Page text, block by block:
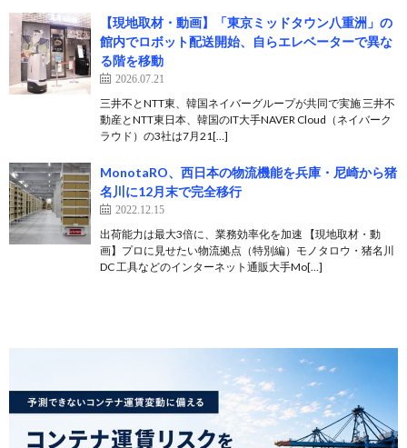
【現地取材・動画】「東京ミッドタウン八重洲」の
館内でロボット配送開始、自らエレベーターで異な
る階を移動
2026.07.21
三井不とNTT東、韓国ネイバーグループが共同で実施 三井不
動産とNTT東日本、韓国のIT大手NAVER Cloud（ネイバーク
ラウド）の3社は7月21[…]
MonotaRO、西日本の物流機能を兵庫・尼崎から猪
名川に12月末で完全移行
2022.12.15
出荷能力は最大3倍に、業務効率化を加速 【現地取材・動
画】プロに見せたい物流拠点（特別編）モノタロウ・猪名川
DC 工具などのインターネット通販大手Mo[…]